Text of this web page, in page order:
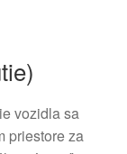
vozidla sa
priestore za